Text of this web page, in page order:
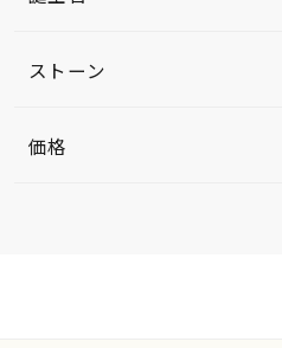
ストーン
価格